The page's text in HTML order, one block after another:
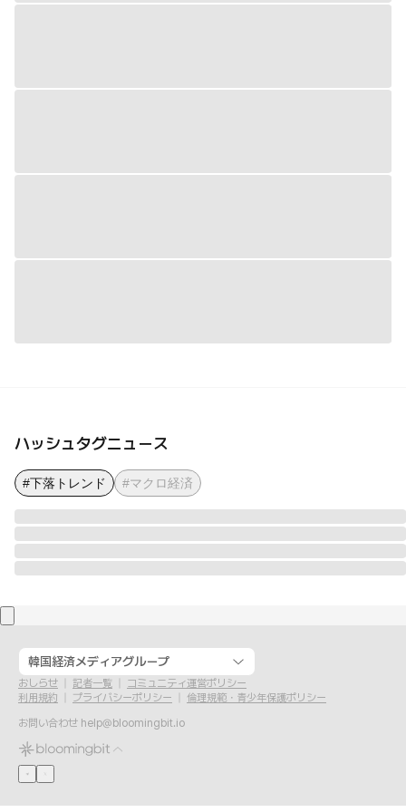
ハッシュタグニュース
#下落トレンド #マクロ経済
韓国経済メディアグループ
おしらせ 記者一覧
コミュニティ運営ポリシー
利用規約
プライバシーポリシー
倫理規範・青少年保護ポリシー
お問い合わせ help@bloomingbit.io